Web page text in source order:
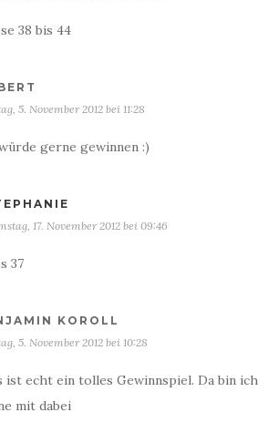
38 bis 44
5. November 2012 bei 11:28
gerne gewinnen :)
17. November 2012 bei 09:46
37
KOROLL
5. November 2012 bei 10:28
ist echt ein tolles Gewinnspiel. Da bin ich
mit dabei